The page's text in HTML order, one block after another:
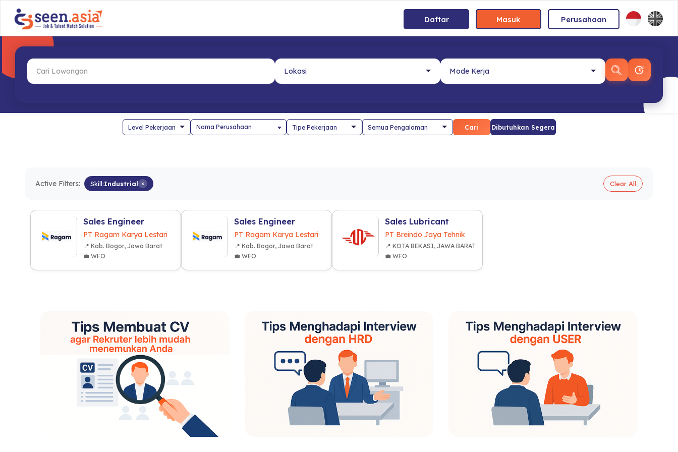
Daftar Masuk Perusahaan
Nama Perusahaan Cari Dibutuhkan Segera
Active Filters: Skill:Industrial × Clear All
Sales Engineer
PT Ragam Karya Lestari
📍 Kab. Bogor, Jawa Barat
💼 WFO
Sales Engineer
PT Ragam Karya Lestari
📍 Kab. Bogor, Jawa Barat
💼 WFO
Sales Lubricant
PT Breindo Jaya Tehnik
📍 KOTA BEKASI, JAWA BARAT
💼 WFO